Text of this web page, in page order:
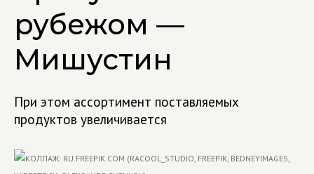
рубежом —
Мишустин
При этом ассортимент поставляемых
продуктов увеличивается